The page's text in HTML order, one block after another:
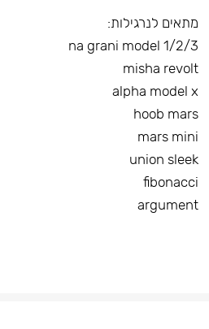
מתאים לנרגילות:
na grani model 1/2/3
misha revolt
alpha model x
hoob mars
mars mini
union sleek
fibonacci
argument